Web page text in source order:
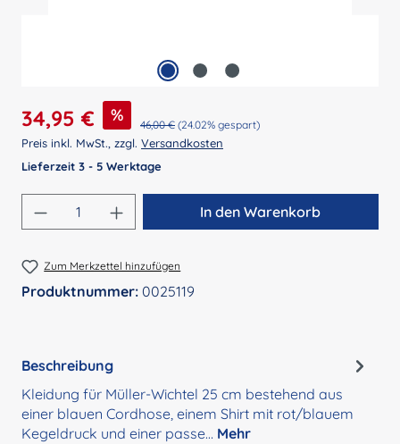
Verkaufspreis:
34,95 € % Regulärer Preis:
46,00 € (24.02% gespart)
Preis inkl. MwSt., zzgl. Versandkosten
Lieferzeit 3 - 5 Werktage
Produkt Anzahl: Gib den gewünschten
In den Warenkorb
Zum Merkzettel hinzufügen
Produktnummer: 0025119
Beschreibung
Kleidung für Müller-Wichtel 25 cm bestehend aus
einer blauen Cordhose, einem Shirt mit rot/blauem
Kegeldruck und einer passe… Mehr